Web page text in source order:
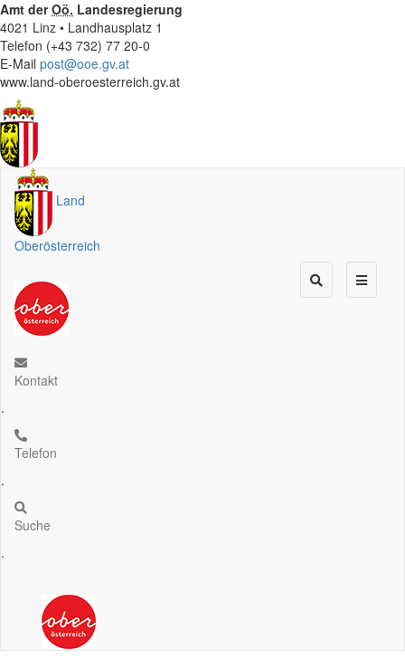
Amt derOö. Landesregierung
4021 Linz • Landhausplatz 1
Telefon (+43 732) 77 20-0
E-Mail post@ooe.gv.at
www.land-oberoesterreich.gv.at
Land
Oberösterreich
Kontakt
.
Telefon
.
Suche
.